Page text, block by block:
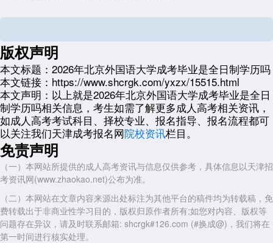
合格。
材料提交：提供准考证原件、课程合格证书及身份证复印件;本科毕
业生需具备国民教育系列专科及以上学历。
学习年限与灵活性
成考学制通常比全日制更灵活，学习年限可根据实际情况调整。若未
在规定时间内完成学业，可申请延期毕业，但无法提前毕业。
三、成考学历的认可度与用途
国家承认与学信网可查
成考学历属于国民教育系列，列入国家招生计划，毕业证书经教育部
电子注册，可在学信网终身查询，与全日制学历具有同等法律效力。
应用场景
职场发展：可用于职称评定、公务员考试、研究生考试等，部分国
版权声明
本文标题： 2026年北京外国语大学成考毕业是全日制学历吗
本文链接： https://www.shcrgk.com/yxzx/15515.html
本文声明： 以上就是2026年北京外国语大学成考毕业是全日
制学历吗相关信息，考生如需了解更多成人高考相关资讯，
如成人高考考试科目、择校专业、报名指导、报名流程都可
以关注我们天津成考报名网院校资讯栏目。
免责声明
（一）本网站所提供的成人高考资讯与信息仅供参考，具体信息以天津招
考资讯网(www.zhaokao.net)公布为准。
（二）本网站在文章内容来源出处标注为其他平台的稿件均为转载稿，免
费转载出于非商业性学习目的，版权归原作者所有;如您对内容、版权等
问题存在异议，请及时联系邮箱: shcrgk#126.com (#换成@)，我们将在
第一时间进行核实处理。